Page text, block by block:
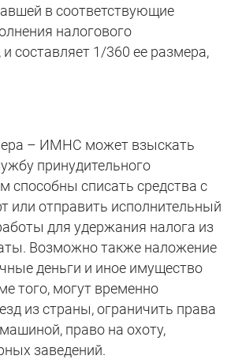
в соответствующие
налогового
и составляет 1/360 ее размера,
– ИМНС может взыскать
принудительного
способны списать средства с
или отправить исполнительный
для удержания налога из
Возможно также наложение
деньги и иное имущество
того, могут временно
из страны, ограничить права
право на охоту,
заведений.